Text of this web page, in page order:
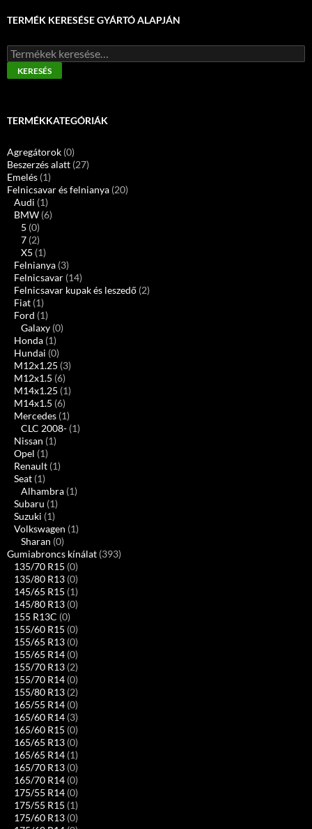
TERMÉK KERESÉSE GYÁRTÓ ALAPJÁN
Keresés
a
következőre:
KERESÉS
TERMÉKKATEGÓRIÁK
Agregátorok (0)
Beszerzés alatt (27)
Emelés (1)
Felnicsavar és felnianya (20)
Audi (1)
BMW (6)
5 (0)
7 (2)
X5 (1)
Felnianya (3)
Felnicsavar (14)
Felnicsavar kupak és leszedő (2)
Fiat (1)
Ford (1)
Galaxy (0)
Honda (1)
Hundai (0)
M12x1.25 (3)
M12x1.5 (6)
M14x1.25 (1)
M14x1.5 (6)
Mercedes (1)
CLC 2008- (1)
Nissan (1)
Opel (1)
Renault (1)
Seat (1)
Alhambra (1)
Subaru (1)
Suzuki (1)
Volkswagen (1)
Sharan (0)
Gumiabroncs kínálat (393)
135/70 R15 (0)
135/80 R13 (0)
145/65 R15 (1)
145/80 R13 (0)
155 R13C (0)
155/60 R15 (0)
155/65 R13 (0)
155/65 R14 (0)
155/70 R13 (2)
155/70 R14 (0)
155/80 R13 (2)
165/55 R14 (0)
165/60 R14 (3)
165/60 R15 (0)
165/65 R13 (0)
165/65 R14 (1)
165/70 R13 (0)
165/70 R14 (0)
175/55 R14 (0)
175/55 R15 (1)
175/60 R13 (0)